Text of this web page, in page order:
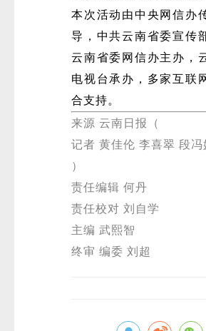
本次活动由中央网信办
导，中共云南省委宣传
云南省委网信办主办，
电视台承办，多家互联
合支持。
来源 云南日报（
记者 黄佳伦 李喜翠 段冯
）
责任编辑 何丹
责任校对 刘自学
主编 武熙智
终审 编委 刘超